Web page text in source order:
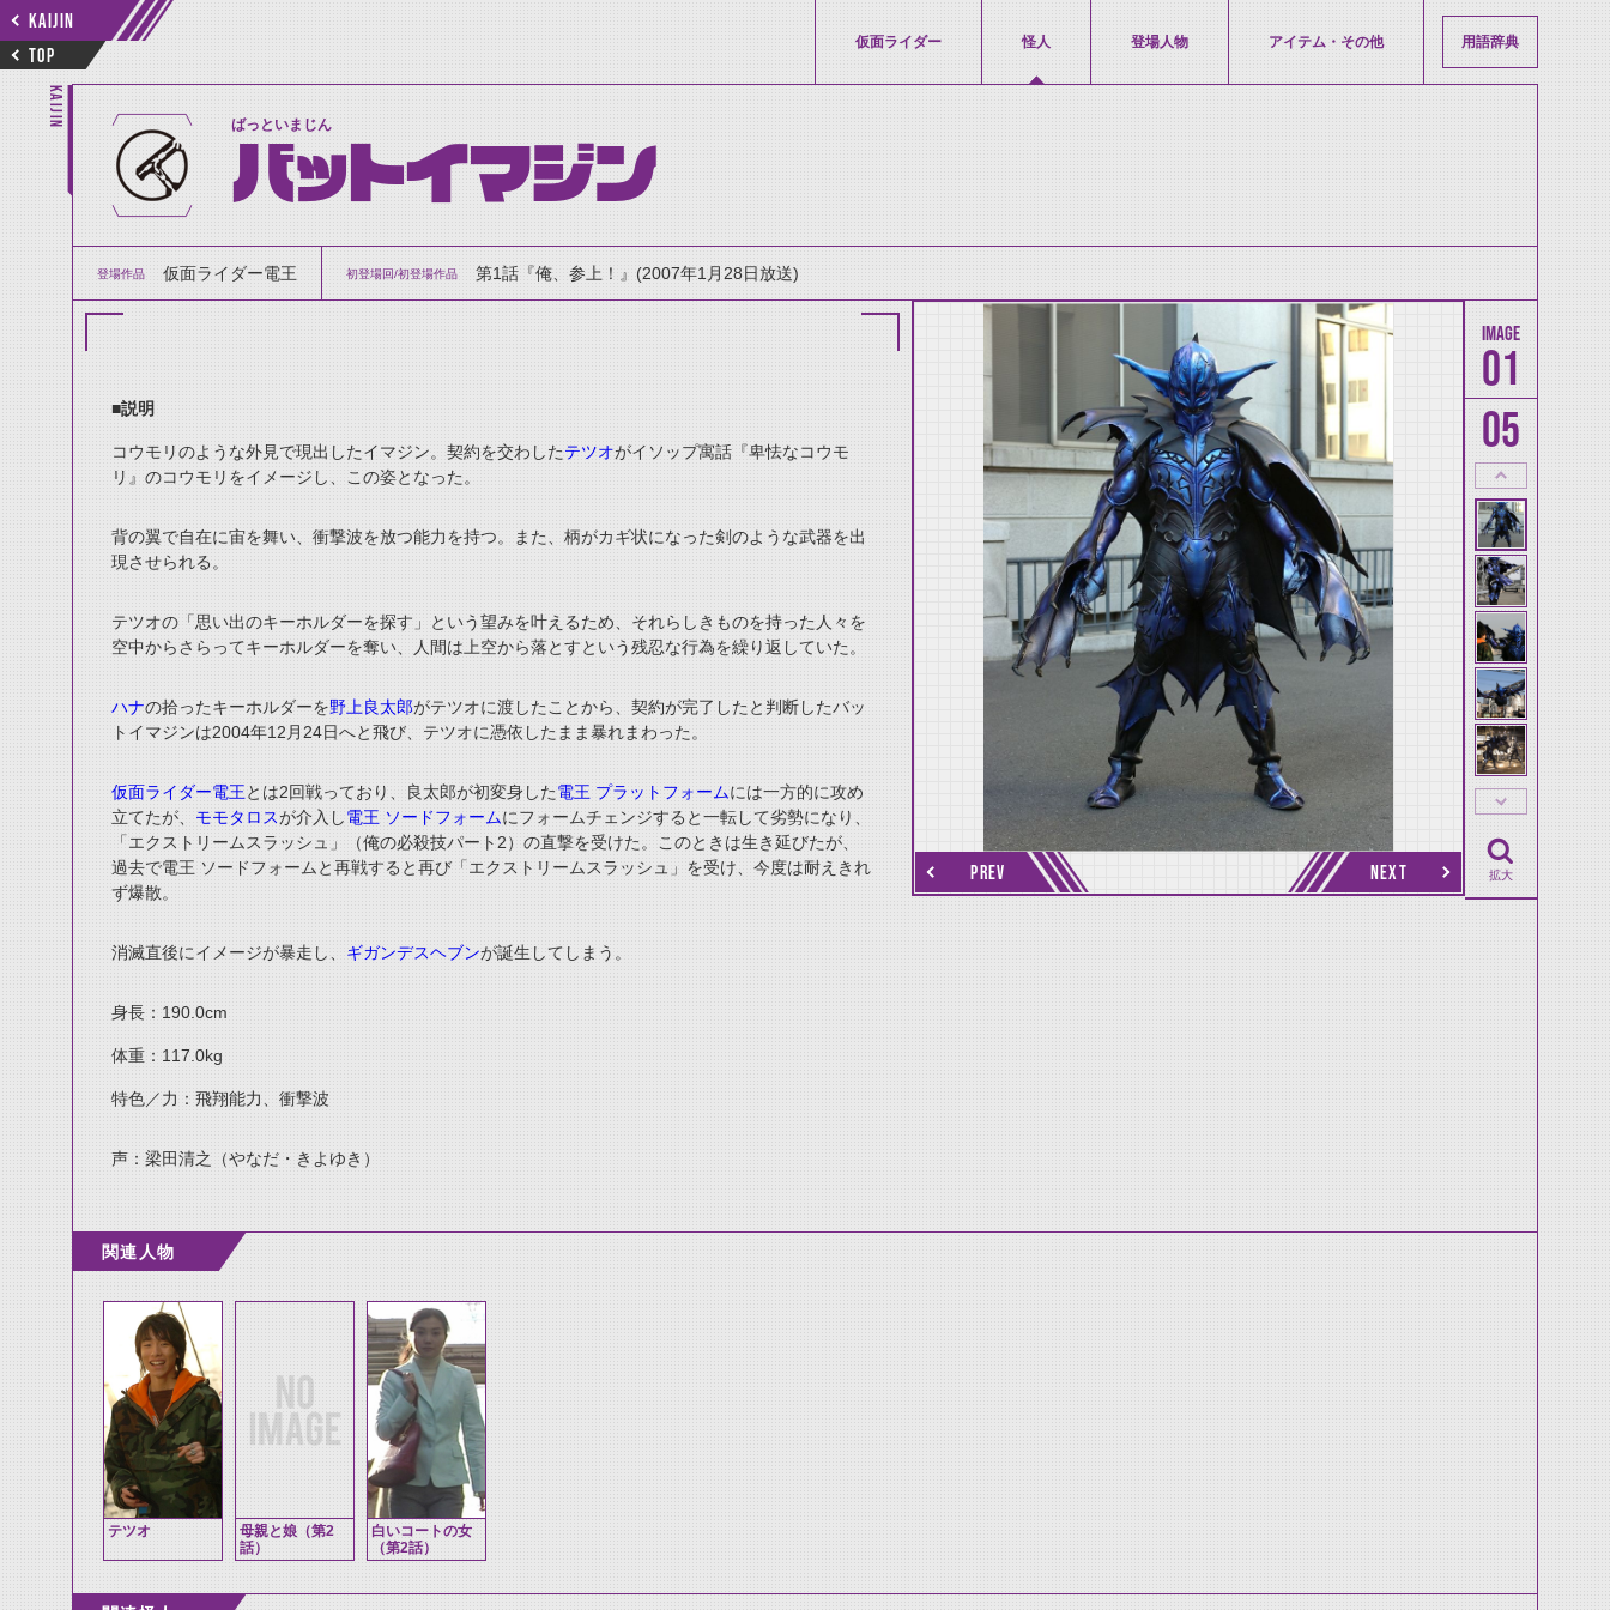
KAIJIN
TOP
仮面ライダー 怪人 登場人物 アイテム・その他 用語辞典
KAIJIN ばっといまじん
バットイマジン
登場作品 仮面ライダー電王 初登場回/初登場作品 第1話『俺、参上！』(2007年1月28日放送)
■説明
コウモリのような外見で現出したイマジン。契約を交わしたテツオがイソップ寓話『卑怯なコウモ
リ』のコウモリをイメージし、この姿となった。
背の翼で自在に宙を舞い、衝撃波を放つ能力を持つ。また、柄がカギ状になった剣のような武器を出
現させられる。
テツオの「思い出のキーホルダーを探す」という望みを叶えるため、それらしきものを持った人々を
空中からさらってキーホルダーを奪い、人間は上空から落とすという残忍な行為を繰り返していた。
ハナの拾ったキーホルダーを野上良太郎がテツオに渡したことから、契約が完了したと判断したバッ
トイマジンは2004年12月24日へと飛び、テツオに憑依したまま暴れまわった。
仮面ライダー電王とは2回戦っており、良太郎が初変身した電王 プラットフォームには一方的に攻め
立てたが、 モモタロスが介入し電王 ソードフォームにフォームチェンジすると一転して劣勢になり、
「エクストリームスラッシュ」（俺の必殺技パート2）の直撃を受けた。このときは生き延びたが、
過去で電王 ソードフォームと再戦すると再び「エクストリームスラッシュ」を受け、今度は耐えきれ
ず爆散。
消滅直後にイメージが暴走し、 ギガンデスヘブンが誕生してしまう。
身長：190.0cm
体重：117.0kg
特色／力：飛翔能力、衝撃波
声：梁田清之（やなだ・きよゆき）
PREV NEXT
01
05
thumbnail Next
拡大
関連人物
テツオ
母親と娘（第2
話）
白いコートの女
（第2話）